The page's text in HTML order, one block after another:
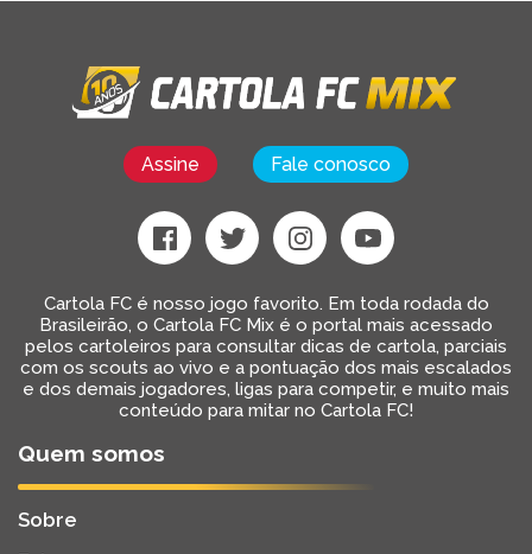
Assine Fale conosco
Cartola FC é nosso jogo favorito. Em toda rodada do
Brasileirão, o Cartola FC Mix é o portal mais acessado
pelos cartoleiros para consultar dicas de cartola, parciais
com os scouts ao vivo e a pontuação dos mais escalados
e dos demais jogadores, ligas para competir, e muito mais
conteúdo para mitar no Cartola FC!
Quem somos
Sobre